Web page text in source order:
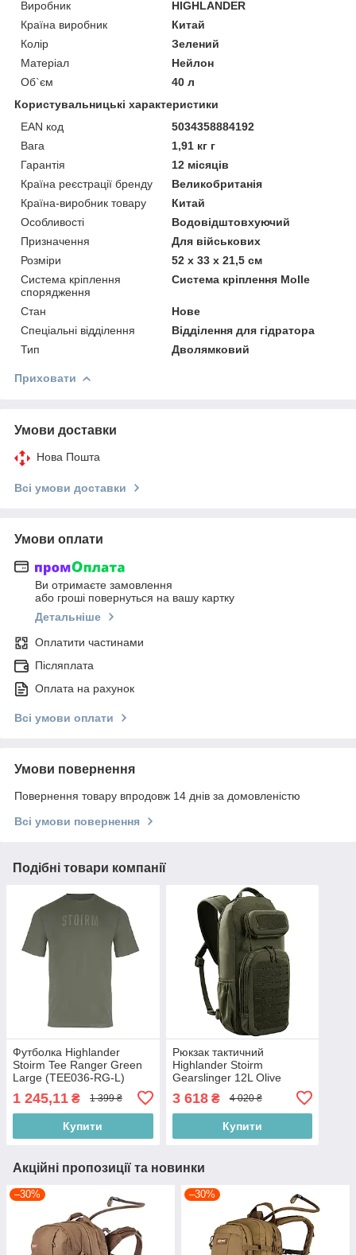
Виробник
HIGHLANDER
Країна виробник
Китай
Колір
Зелений
Матеріал
Нейлон
Об`єм
40 л
Користувальницькі характеристики
EAN код
5034358884192
Вага
1,91 кг г
Гарантія
12 місяців
Країна реєстрації бренду
Великобританія
Країна-виробник товару
Китай
Особливості
Водовідштовхуючий
Призначення
Для військових
Розміри
52 x 33 x 21,5 см
Система кріплення
спорядження
Система кріплення Molle
Стан
Нове
Спеціальні відділення
Відділення для гідратора
Тип
Дволямковий
Приховати
Умови доставки
Нова Пошта
Всі умови доставки
Умови оплати
Ви отримаєте замовлення
або гроші повернуться на вашу картку
Детальніше
Оплатити частинами
Післяплата
Оплата на рахунок
Всі умови оплати
Умови повернення
Повернення товару впродовж 14 днів за домовленістю
Всі умови повернення
Подібні товари компанії
Футболка Highlander
Stoirm Tee Ranger Green
Large (TEE036-RG-L)
1 245,11 ₴ 1 399 ₴
Купити
Рюкзак тактичний
Highlander Stoirm
Gearslinger 12L Olive
3 618₴ 4 020 ₴
Купити
Акційні пропозиції та новинки
–30% –30%